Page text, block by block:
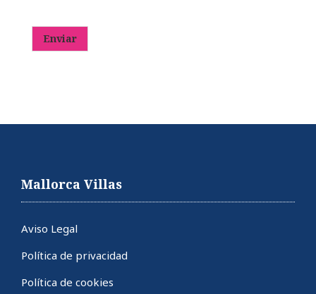
a
c
a
i
n
Enviar
Mallorca Villas
Aviso Legal
Política de privacidad
Política de cookies